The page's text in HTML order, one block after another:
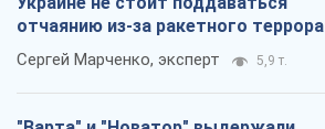
отчаянию из-за ракетного террора
Сергей Марченко, эксперт 5,9 т.